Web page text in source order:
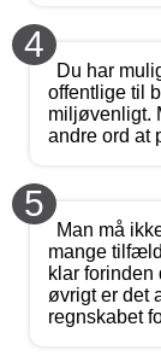
4
Du har
offentlige til
miljøvenligt.
andre ord at
5
Man må
mange
klar forinden
øvrigt er det
regnskabet